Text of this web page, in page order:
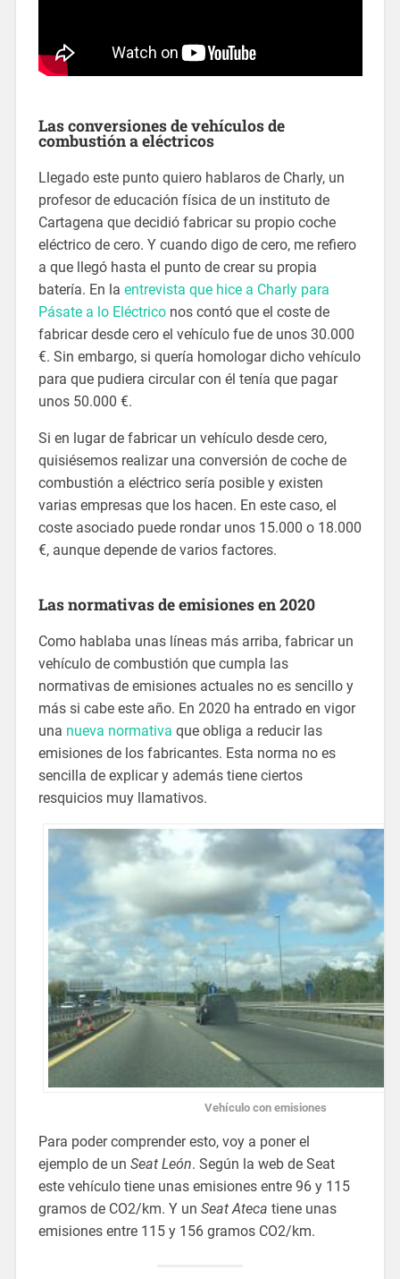
Las conversiones de vehículos de
combustión a eléctricos
Llegado este punto quiero hablaros de Charly, un
profesor de educación física de un instituto de
Cartagena que decidió fabricar su propio coche
eléctrico de cero. Y cuando digo de cero, me refiero
a que llegó hasta el punto de crear su propia
batería. En la entrevista que hice a Charly para
Pásate a lo Eléctriconos contó que el coste de
fabricar desde cero el vehículo fue de unos 30.000
€. Sin embargo, si quería homologar dicho vehículo
para que pudiera circular con él tenía que pagar
unos 50.000 €.
Si en lugar de fabricar un vehículo desde cero,
quisiésemos realizar una conversión de coche de
combustión a eléctrico sería posible y existen
varias empresas que los hacen. En este caso, el
coste asociado puede rondar unos 15.000 o 18.000
€, aunque depende de varios factores.
Las normativas de emisiones en 2020
Como hablaba unas líneas más arriba, fabricar un
vehículo de combustión que cumpla las
normativas de emisiones actuales no es sencillo y
más si cabe este año. En 2020 ha entrado en vigor
una nueva normativa que obliga a reducir las
emisiones de los fabricantes. Esta norma no es
sencilla de explicar y además tiene ciertos
resquicios muy llamativos.
Vehículo con emisiones
Para poder comprender esto, voy a poner el
ejemplo de un Seat León. Según la web de Seat
este vehículo tiene unas emisiones entre 96 y 115
gramos de CO2/km. Y un Seat Ateca tiene unas
emisiones entre 115 y 156 gramos CO2/km.